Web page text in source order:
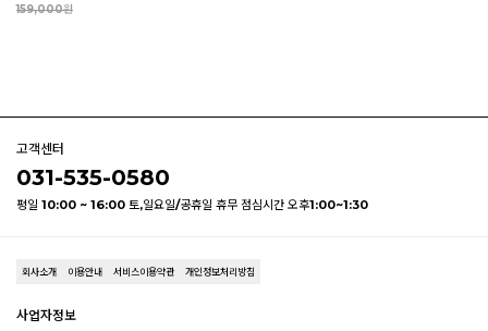
159,000원
고객센터
031-535-0580
평일 10:00 ~ 16:00 토,일요일/공휴일 휴무 점심시간 오후1:00~1:30
회사소개 이용안내 서비스이용약관 개인정보처리방침
사업자정보